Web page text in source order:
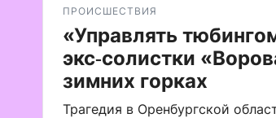
ПРОИСШЕСТВИЯ
«Управлять
экс‑солистки
зимних горках
Трагедия в Оренбургской